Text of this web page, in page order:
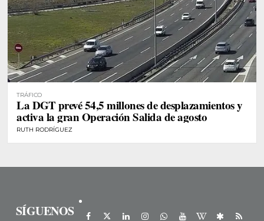
TRÁFICO
La DGT prevé 54,5 millones de desplazamientos y
activa la gran Operación Salida de agosto
RUTH RODRÍGUEZ
SÍGUENOS